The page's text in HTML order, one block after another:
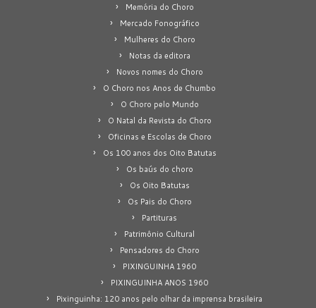
Memória do Choro
Mercado Fonográfico
Mulheres do Choro
Notas da editora
Novos nomes do Choro
O Choro nos Anos de Chumbo
O Choro pelo Mundo
O Natal da Revista do Choro
Oficinas e Escolas de Choro
Os 100 anos dos Oito Batutas
Os baús do choro
Os Oito Batutas
Os Pais do Choro
Partituras
Patrimônio Cultural
Pensadores do Choro
PIXINGUINHA 1960
PIXINGUINHA ANOS 1960
Pixinguinha: 120 anos pelo olhar da imprensa brasileira